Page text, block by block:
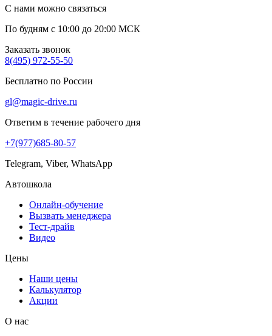
С нами можно связаться
По будням с 10:00 до 20:00 МСК
Заказать звонок
8(495) 972-55-50
Бесплатно по России
gl@magic-drive.ru
Ответим в течение рабочего дня
+7(977)685-80-57
Telegram, Viber, WhatsApp
Автошкола
Онлайн-обучение
Вызвать менеджера
Тест-драйв
Видео
Цены
Наши цены
Калькулятор
Акции
О нас